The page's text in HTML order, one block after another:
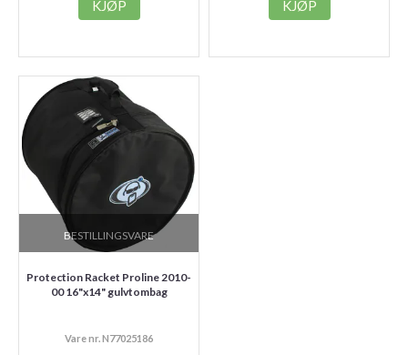
KJØP KJØP
BESTILLINGSVARE
Protection Racket Proline 2010-
00 16"x14" gulvtombag
Vare nr. N77025186